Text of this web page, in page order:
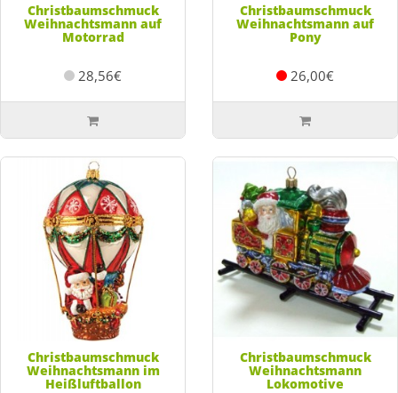
Christbaumschmuck
Weihnachtsmann auf
Motorrad
28,56€
Christbaumschmuck
Weihnachtsmann auf
Pony
26,00€
Christbaumschmuck
Weihnachtsmann im
Heißluftballon
Christbaumschmuck
Weihnachtsmann
Lokomotive